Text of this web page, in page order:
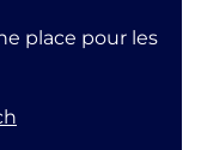
place pour les